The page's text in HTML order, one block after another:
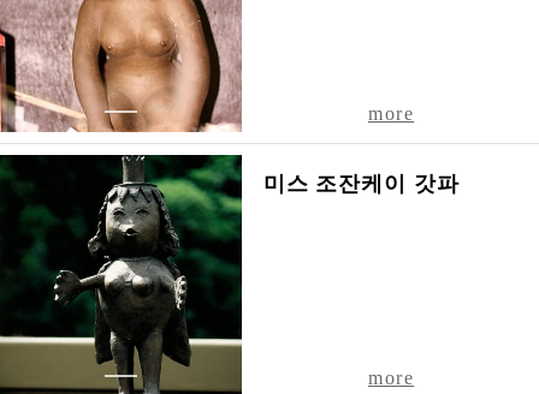
메
TEL
011-
598-
2012
1 more
1
미스 조잔케이 갓파
more